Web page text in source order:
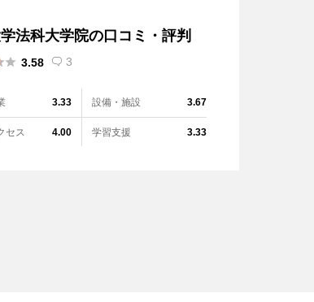
法科大学院の口コミ・評判
 3.58  3
3.33 設備・施設 3.67
セス 4.00 学習支援 3.33